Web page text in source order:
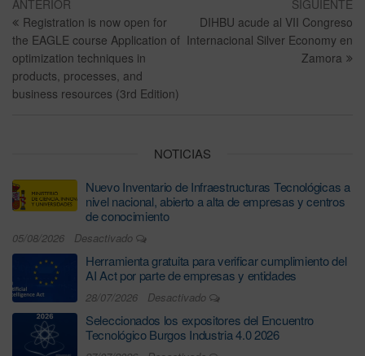
ANTERIOR
Registration is now open for
the EAGLE course Application of
optimization techniques in
products, processes, and
business resources (3rd Edition)
SIGUIENTE
DIHBU acude al VII Congreso
Internacional Silver Economy en
Zamora
NOTICIAS
Nuevo Inventario de Infraestructuras Tecnológicas a
nivel nacional, abierto a alta de empresas y centros
de conocimiento
05/08/2026 Desactivado
Herramienta gratuita para verificar cumplimiento del
AI Act por parte de empresas y entidades
28/07/2026 Desactivado
Seleccionados los expositores del Encuentro
Tecnológico Burgos Industria 4.0 2026